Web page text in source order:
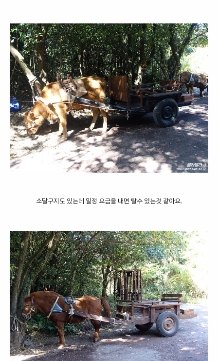
소달구지도 있는데 일정 요금을 내면 탈수 있는것 같아요.